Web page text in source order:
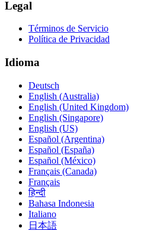
Legal
Términos de Servicio
Política de Privacidad
Idioma
Deutsch
English (Australia)
English (United Kingdom)
English (Singapore)
English (US)
Español (Argentina)
Español (España)
Español (México)
Français (Canada)
Français
हिन्दी
Bahasa Indonesia
Italiano
日本語